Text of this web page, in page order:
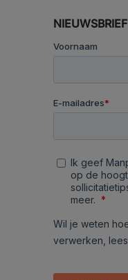
NIEUWSBRIEF